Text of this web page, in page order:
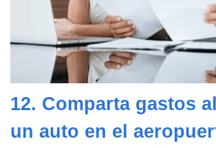
12. Comparta gastos al
un auto en el